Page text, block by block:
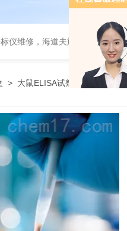
仪维修，海道夫旋转蒸发仪
> 大鼠ELISA试剂盒> 大鼠黑色